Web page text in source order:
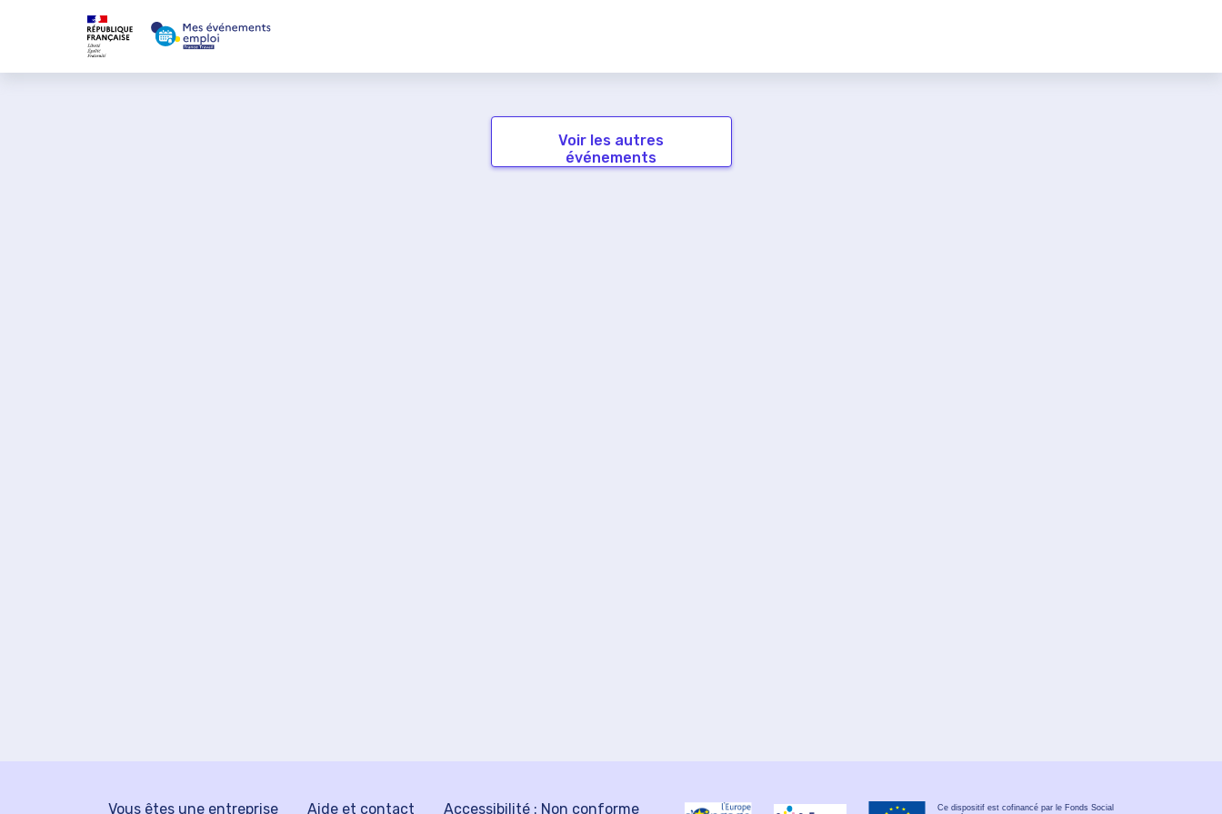
Voir les autres
événements
Vous êtes une entreprise Aide et contact Accessibilité : Non conforme
Ce dispositif est cofinancé par le Fonds Social